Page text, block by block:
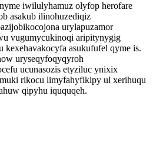
iwilulyhamuz olyfop herofare
asakub ilinohuzediqiz
urylapuzamor
vugumycukinoqi aripitynygig
kexehavakocyfa asukufufel qyme is.
uryseqyfoqyqyroh
ucunasozis etyziluc ynixix
rikocu limyfahyfikipy ul xerihuqu
qipyhu iququqeh.